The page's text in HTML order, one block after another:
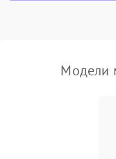
Модели